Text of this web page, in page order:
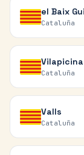
el Baix
Cataluña
Cataluña
Valls
Cataluña